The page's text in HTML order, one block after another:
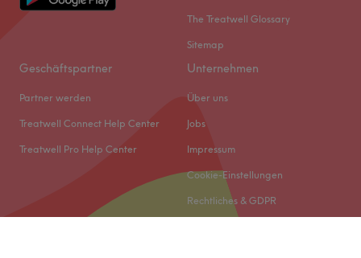
The Treatwell Glossary
Sitemap
Geschäftspartner
Partner werden
Treatwell Connect Help Center
Treatwell Pro Help Center
Unternehmen
Über uns
Jobs
Impressum
Cookie-Einstellungen
Rechtliches & GDPR